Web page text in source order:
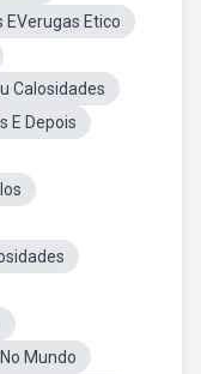
EVerugas Etico
Calosidades
E Depois
Mundo